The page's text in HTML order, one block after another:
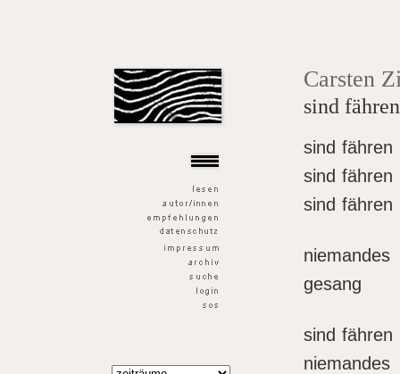
Carsten
sind fähren
sind fähren
sind fähren
sind fähren
niemandes
gesang
sind fähren
niemandes